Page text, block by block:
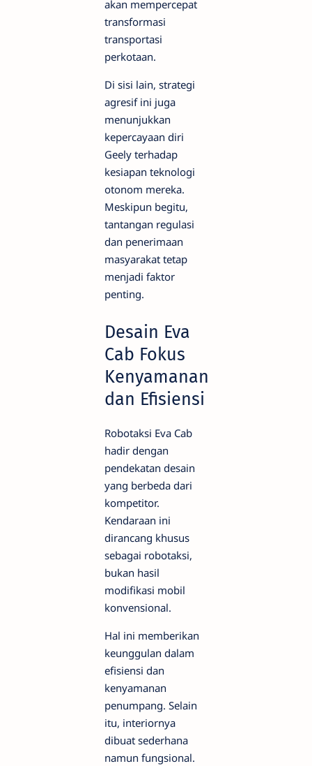
akan mempercepat
transformasi
transportasi
perkotaan.
Di sisi lain, strategi
agresif ini juga
menunjukkan
kepercayaan diri
Geely terhadap
kesiapan teknologi
otonom mereka.
Meskipun begitu,
tantangan regulasi
dan penerimaan
masyarakat tetap
menjadi faktor
penting.
Desain Eva
Cab Fokus
Kenyamanan
dan Efisiensi
Robotaksi Eva Cab
hadir dengan
pendekatan desain
yang berbeda dari
kompetitor.
Kendaraan ini
dirancang khusus
sebagai robotaksi,
bukan hasil
modifikasi mobil
konvensional.
Hal ini memberikan
keunggulan dalam
efisiensi dan
kenyamanan
penumpang. Selain
itu, interiornya
dibuat sederhana
namun fungsional.